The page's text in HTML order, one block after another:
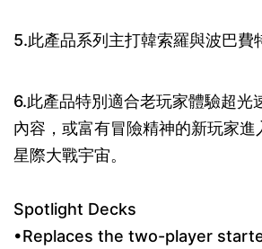
5.此產品系列主打韓索羅與波巴費
6.此產品特別適合老玩家體驗超光
內容，或富有冒險精神的新玩家進
星際大戰宇宙。
Spotlight Decks
•Replaces the two-player